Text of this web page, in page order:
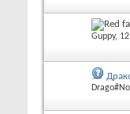
Guppy,